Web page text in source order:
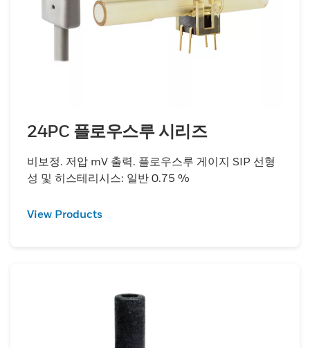
24PC 플로우스루 시리즈
비보정. 저압 mV 출력. 플로우스루 게이지 SIP 선형
성 및 히스테리시스: 일반 0.75 %
View Products